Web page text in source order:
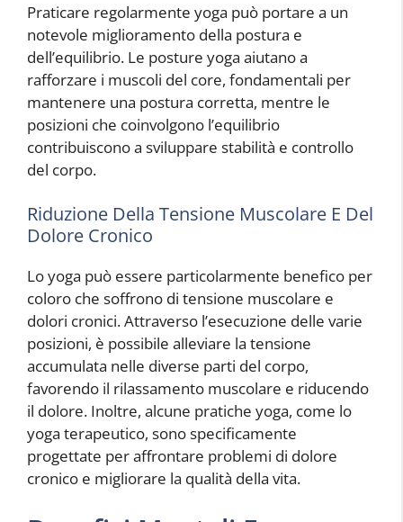
Praticare regolarmente yoga può portare a un
notevole miglioramento della postura e
dell’equilibrio. Le posture yoga aiutano a
rafforzare i muscoli del core, fondamentali per
mantenere una postura corretta, mentre le
posizioni che coinvolgono l’equilibrio
contribuiscono a sviluppare stabilità e controllo
del corpo.
Riduzione Della Tensione Muscolare E Del
Dolore Cronico
Lo yoga può essere particolarmente benefico per
coloro che soffrono di tensione muscolare e
dolori cronici. Attraverso l’esecuzione delle varie
posizioni, è possibile alleviare la tensione
accumulata nelle diverse parti del corpo,
favorendo il rilassamento muscolare e riducendo
il dolore. Inoltre, alcune pratiche yoga, come lo
yoga terapeutico, sono specificamente
progettate per affrontare problemi di dolore
cronico e migliorare la qualità della vita.